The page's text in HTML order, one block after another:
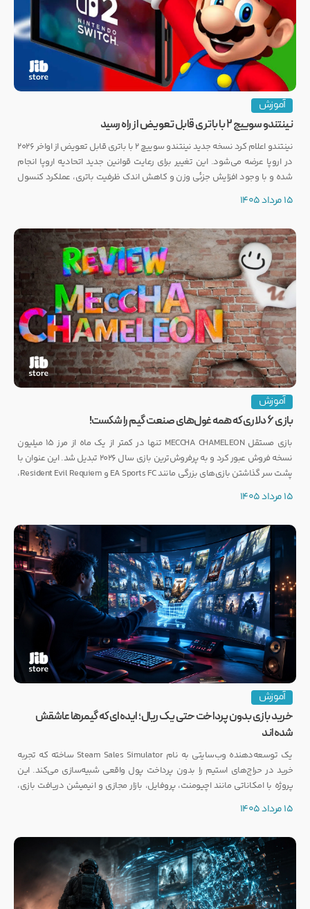
آموزش
نینتندو سوییچ ۲ با باتری قابل تعویض از راه رسید
نینتندو اعلام کرد نسخه جدید نینتندو سوییچ ۲ با باتری قابل تعویض از اواخر ۲۰۲۶
در اروپا عرضه می‌شود. این تغییر برای رعایت قوانین جدید اتحادیه اروپا انجام
شده و با وجود افزایش جزئی وزن و کاهش اندک ظرفیت باتری، عملکرد کنسول
15 مرداد 1405
آموزش
بازی ۶ دلاری که همه غول‌های صنعت گیم را شکست!
بازی مستقل MECCHA CHAMELEON تنها در کمتر از یک ماه از مرز ۱۵ میلیون
نسخه فروش عبور کرد و به پرفروش‌ترین بازی سال ۲۰۲۶ تبدیل شد. این عنوان با
پشت سر گذاشتن بازی‌های بزرگی مانند EA Sports FC و Resident Evil Requiem،
15 مرداد 1405
آموزش
خرید بازی بدون پرداخت حتی یک ریال؛ ایده‌ای که گیمرها عاشقش
شده‌اند
یک توسعه‌دهنده وب‌سایتی به نام Steam Sales Simulator ساخته که تجربه
خرید در حراج‌های استیم را بدون پرداخت پول واقعی شبیه‌سازی می‌کند. این
پروژه با امکاناتی مانند اچیومنت، پروفایل، بازار مجازی و انیمیشن دریافت بازی،
15 مرداد 1405